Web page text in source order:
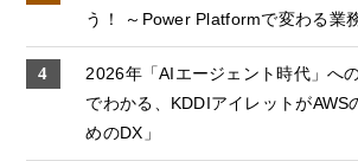
う！ ～Power Platformで変わる業
2026年「AIエージェント時代」へ
でわかる、KDDIアイレットがAWS
めのDX」